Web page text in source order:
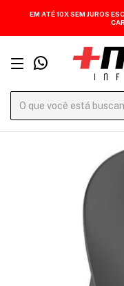
EM ATÉ 10X SEM JUROS